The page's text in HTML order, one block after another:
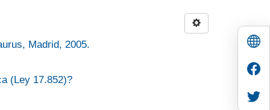
Madrid, 2005.
(Ley 17.852)?